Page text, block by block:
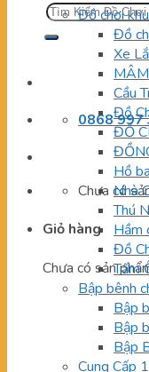
Tìm
kiếm:
0868 997
Chưa có
Giỏ hàng
Chưa có sản
Đồ chơi
Đồ
Xe
Cầu
Đồ
ĐỒ
Hồ
Nhà
Thú
Hầm
Đồ
Tấm
Bập bênh
Bập
Bập
Bập
Cung Cấp